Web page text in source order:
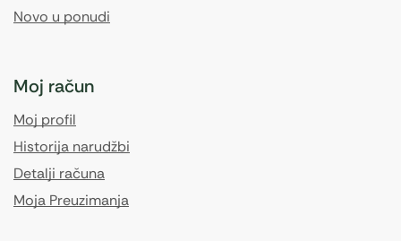
Novo u ponudi
Moj račun
Moj profil
Historija narudžbi
Detalji računa
Moja Preuzimanja